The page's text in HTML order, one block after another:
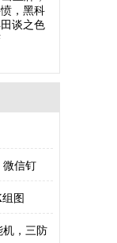
微信钉
图
机，三防